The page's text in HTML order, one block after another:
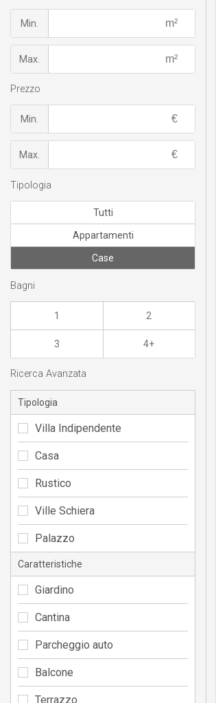
Min.
Max.
Prezzo
Min.
Max.
Tipologia
Tutti
Appartamenti
Case
Bagni
1 2
3 4+
Ricerca Avanzata
Tipologia
Villa Indipendente
Casa
Rustico
Ville Schiera
Palazzo
Caratteristiche
Giardino
Cantina
Parcheggio auto
Balcone
Terrazzo